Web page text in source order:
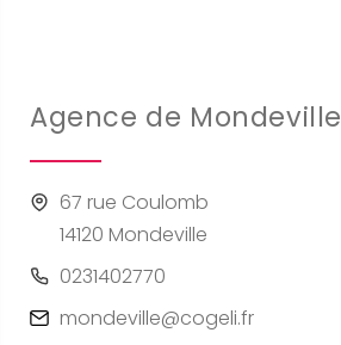
Agence de Mondeville
67 rue Coulomb
14120 Mondeville
0231402770
mondeville@cogeli.fr